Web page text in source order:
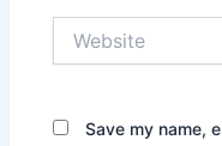
Save my name,